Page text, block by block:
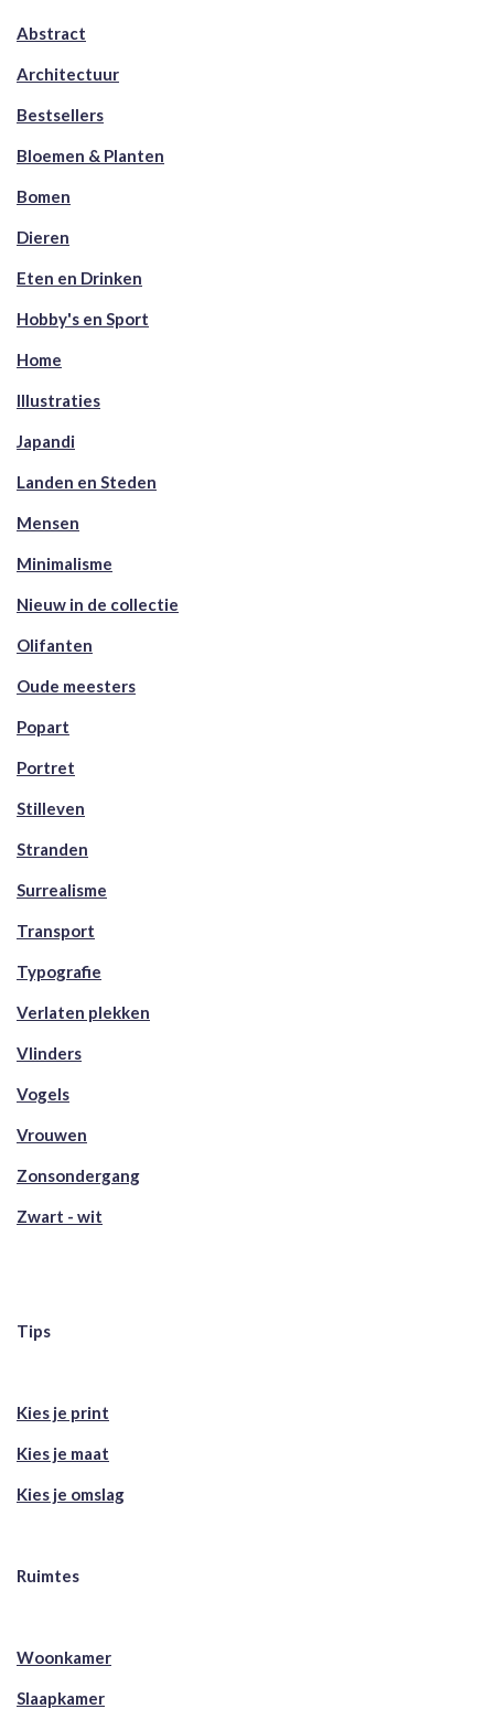
Abstract
Architectuur
Bestsellers
Bloemen & Planten
Bomen
Dieren
Eten en Drinken
Hobby's en Sport
Home
Illustraties
Japandi
Landen en Steden
Mensen
Minimalisme
Nieuw in de collectie
Olifanten
Oude meesters
Popart
Portret
Stilleven
Stranden
Surrealisme
Transport
Typografie
Verlaten plekken
Vlinders
Vogels
Vrouwen
Zonsondergang
Zwart - wit
Tips
Kies je print
Kies je maat
Kies je omslag
Ruimtes
Woonkamer
Slaapkamer